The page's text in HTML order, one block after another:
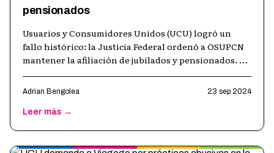
pensionados
Usuarios y Consumidores Unidos (UCU) logró un
fallo histórico: la Justicia Federal ordenó a OSUPCN
mantener la afiliación de jubilados y pensionados. La
Adrian Bengolea 23 sep 2024
Leer más →